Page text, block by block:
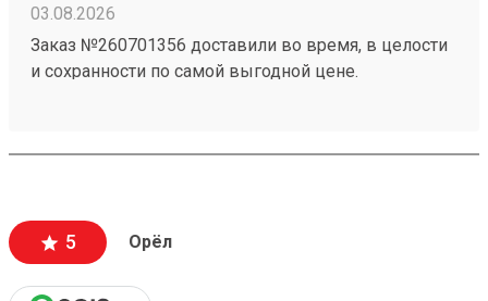
03.08.2026
Заказ №260701356 доставили во время, в целости
и сохранности по самой выгодной цене.
5 Орёл